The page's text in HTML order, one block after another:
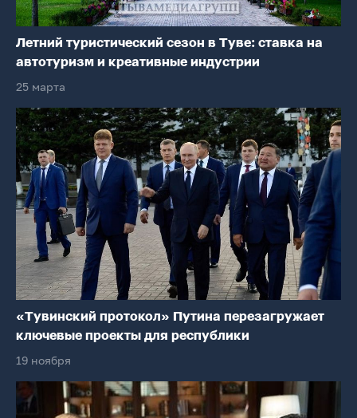
Летний туристический сезон в Туве: ставка на
автотуризм и креативные индустрии
25 марта
«Тувинский протокол» Путина перезагружает
ключевые проекты для республики
19 ноября